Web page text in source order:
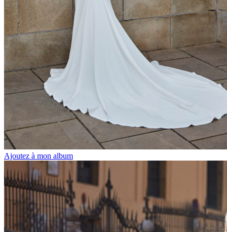
Ajoutez à mon album